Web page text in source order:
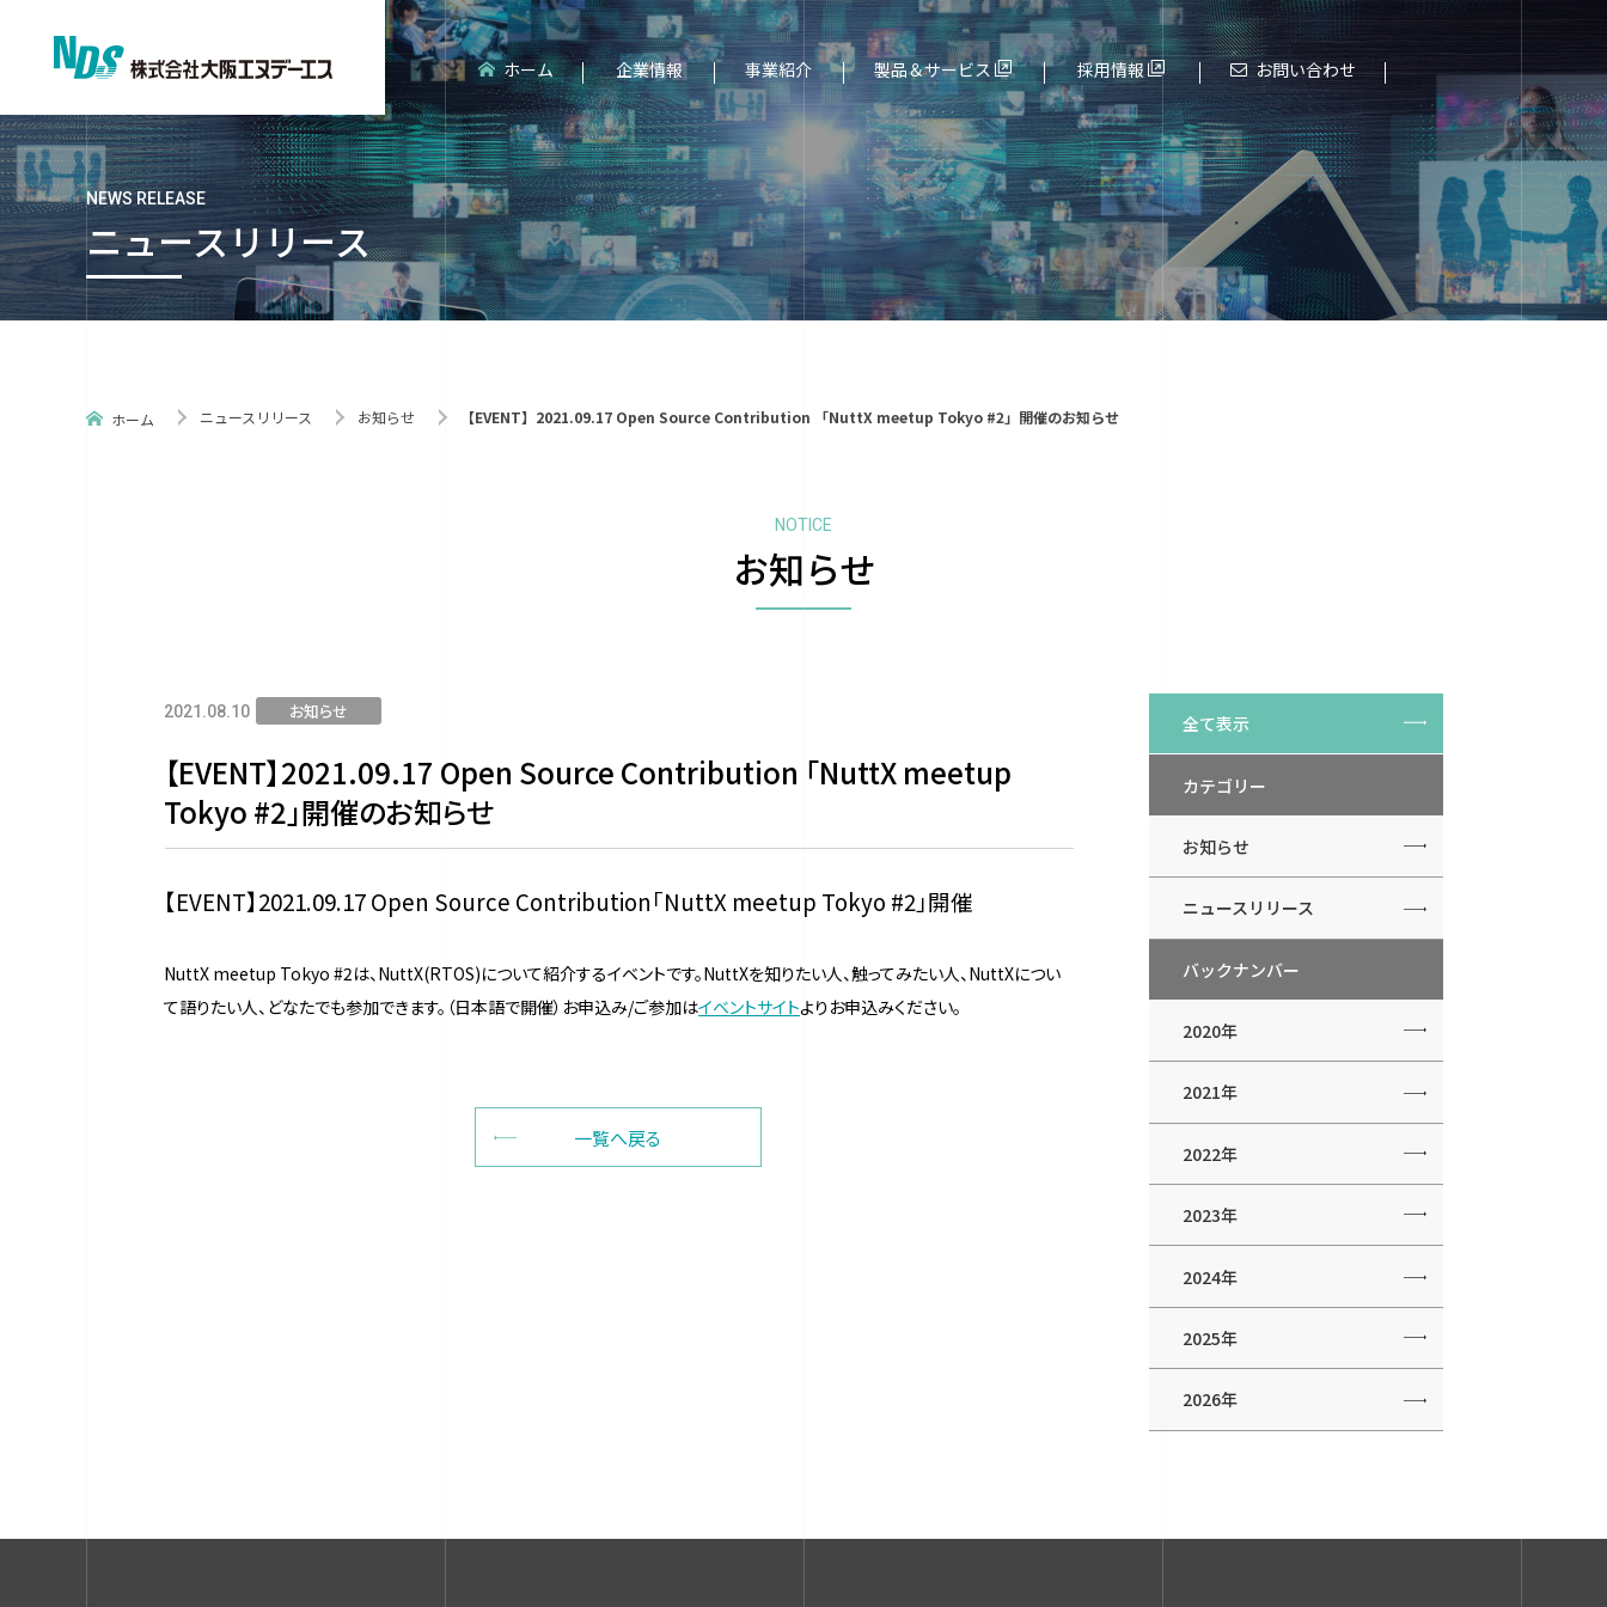
ホーム 企業情報
個人情報保護について
事業紹介 製品＆サービス 採用情報 お問い合わせ
NEWS RELEASE
ニュースリリース
ホーム ニュースリリース お知らせ 【EVENT】2021.09.17 Open Source Contribution 「NuttX meetup Tokyo #2」開催のお知らせ
NOTICE
お知らせ
2021.08.10 お知らせ
【EVENT】2021.09.17 Open Source Contribution 「NuttX meetup
Tokyo #2」開催のお知らせ
【EVENT】2021.09.17 Open Source Contribution「NuttX meetup Tokyo #2」開催
NuttX meetup Tokyo #2は、NuttX(RTOS)について紹介するイベントです。NuttXを知りたい人、触ってみたい人、NuttXについ
て語りたい人、どなたでも参加できます。（日本語で開催）お申込み/ご参加はイベントサイトよりお申込みください。
一覧へ戻る
全て表示
カテゴリー
お知らせ
ニュースリリース
バックナンバー
2020年
2021年
2022年
2023年
2024年
2025年
2026年